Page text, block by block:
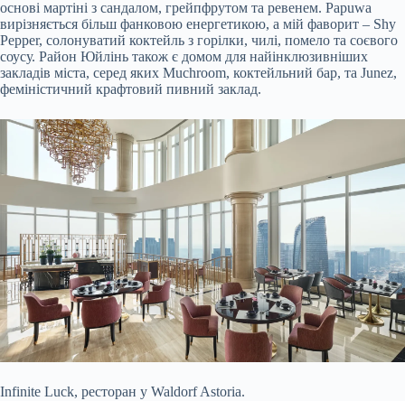
основі мартіні з сандалом, грейпфрутом та ревенем. Papuwa
вирізняється більш фанковою енергетикою, а мій фаворит – Shy
Pepper, солонуватий коктейль з горілки, чилі, помело та соєвого
соусу. Район Юйлінь також є домом для найінклюзивніших
закладів міста, серед яких Muchroom, коктейльний бар, та Junez,
феміністичний крафтовий пивний заклад.
Infinite Luck, ресторан у Waldorf Astoria.